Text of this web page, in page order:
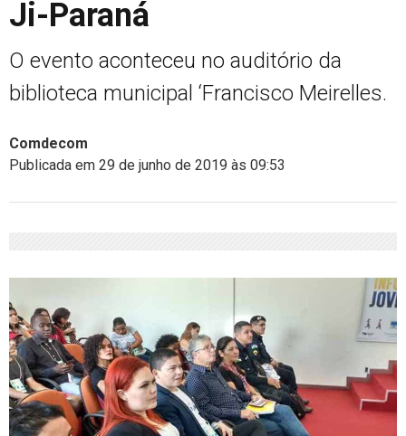
Ji-Paraná
O evento aconteceu no auditório da
biblioteca municipal ‘Francisco Meirelles.
Comdecom
Publicada em 29 de junho de 2019 às 09:53